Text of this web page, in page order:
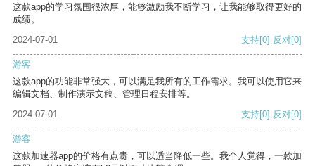
这款app的学习氛围很浓厚，能够激励我不断学习，让我能够取得更好的
成绩。
2024-07-01
支持[0] 反对[0]
游客
这款app的功能非常强大，可以满足我所有的工作需求。我可以使用它来
编辑文档、制作演示文稿、管理日程安排等。
2024-07-01
支持[0] 反对[0]
游客
这款加速器app的价格有点贵，可以适当降低一些。我个人觉得，一款加